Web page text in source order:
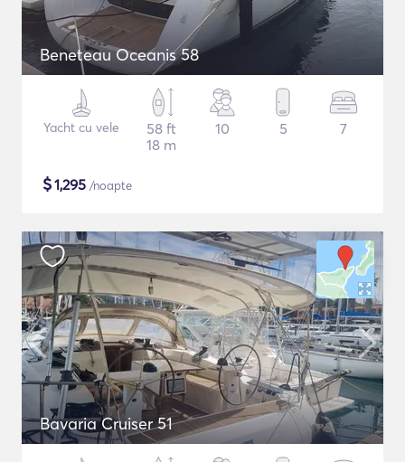
Beneteau Oceanis 58
Yacht cu vele
58 ft
18 m
10 5 7
$1,295 /noapte
Bavaria Cruiser 51